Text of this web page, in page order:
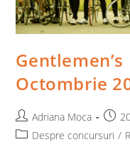
Octombrie
Post
author:
Adriana Moca
Post
PostDespre concursuri /